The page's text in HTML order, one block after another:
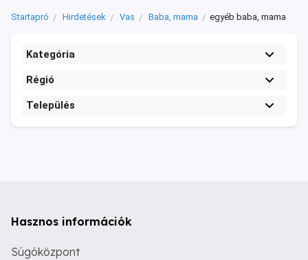
Startapró Hirdetések Vas Baba, mama egyéb baba, mama
Kategória
Régió
Település
Hasznos információk
Súgóközpont